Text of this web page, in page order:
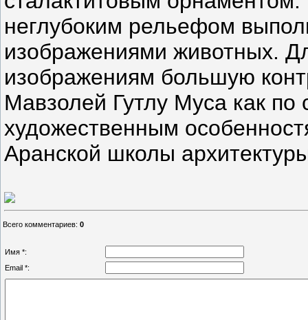
неглубоким рельефом
изображениями животных.
изображениям большую
Мавзолей Гутлу Муса как по
художественным
Аранской школы
Всего комментариев: 0
Имя *:
Email *: